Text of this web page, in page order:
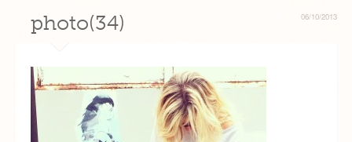
06/10/2013
photo(34)